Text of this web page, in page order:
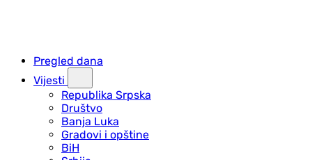
Pregled dana
Vijesti
Republika Srpska
Društvo
Banja Luka
Gradovi i opštine
BiH